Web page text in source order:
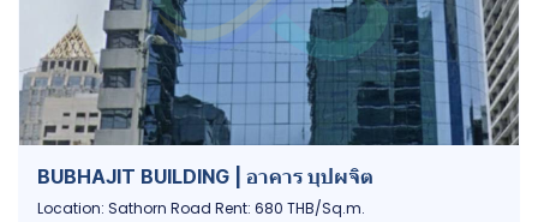
BUBHAJIT BUILDING | อาคาร บุปผจิต
Location: Sathorn Road Rent: 680 THB/Sq.m.